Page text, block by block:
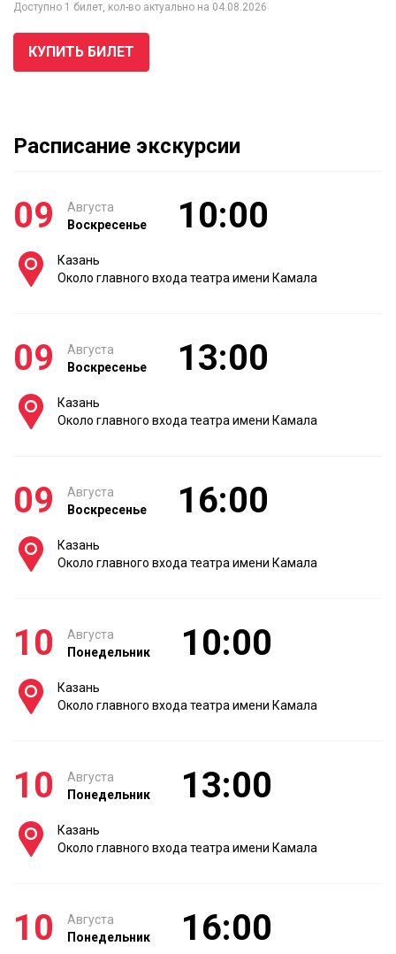
Доступно 1 билет, кол-во актуально на 04.08.2026
КУПИТЬ БИЛЕТ
Расписание экскурсии
09
Августа
Воскресенье
10:00
Казань
Около главного входа театра имени Камала
09
Августа
Воскресенье
13:00
Казань
Около главного входа театра имени Камала
09
Августа
Воскресенье
16:00
Казань
Около главного входа театра имени Камала
10
Августа
Понедельник
10:00
Казань
Около главного входа театра имени Камала
10
Августа
Понедельник
13:00
Казань
Около главного входа театра имени Камала
10
Августа
Понедельник
16:00